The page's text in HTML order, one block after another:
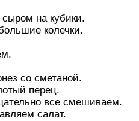
на кубики.
колечки.
со сметаной.
перец.
все смешиваем.
салат.